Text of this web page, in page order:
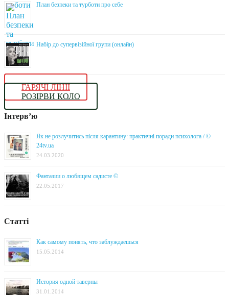
План безпеки та турботи про себе
Набір до супервізійної групи (онлайн)
ГАРЯЧІ ЛІНІЇ
РОЗІРВИ КОЛО
Інтерв’ю
Як не розлучитись після карантину: практичні поради психолога / ©
24tv.ua
24.03.2020
Фантазии о любящем садисте ©
22.05.2017
Статті
Как самому понять, что заблуждаешься
15.05.2014
История одной таверны
31.01.2014